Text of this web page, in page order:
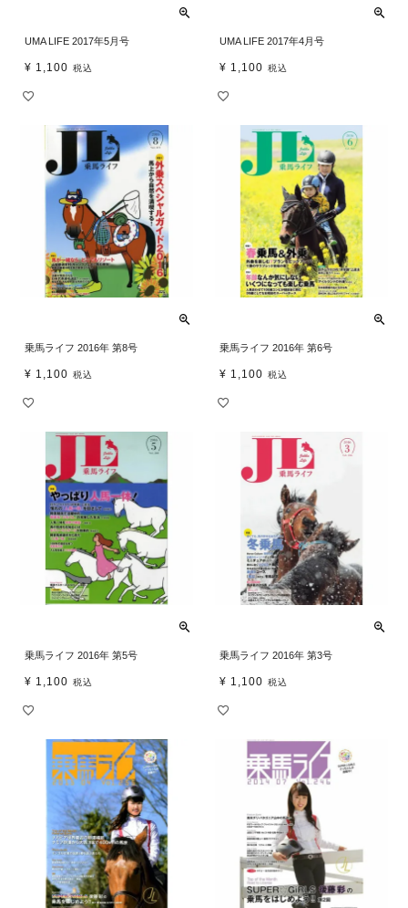
UMA LIFE 2017年5月号
¥ 1,100 税込
UMA LIFE 2017年4月号
¥ 1,100 税込
乗馬ライフ 2016年 第8号
¥ 1,100 税込
乗馬ライフ 2016年 第6号
¥ 1,100 税込
乗馬ライフ 2016年 第5号
¥ 1,100 税込
乗馬ライフ 2016年 第3号
¥ 1,100 税込